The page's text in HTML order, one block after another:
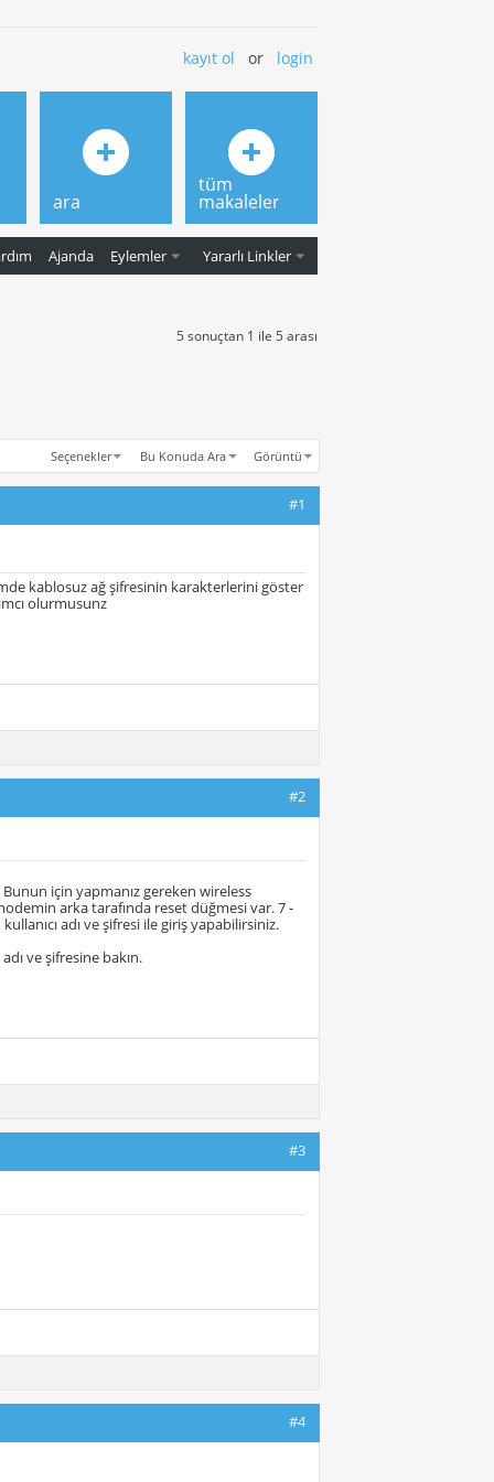
kayıt ol or login
Ajanda Eylemler Yararlı Linkler
ara
tüm
makaleler
5 sonuçtan 1 ile 5 arası
Seçenekler Bu Konuda Ara Görüntü
#1
kablosuz ağ şifresinin karakterlerini göster
olurmusunz
#2
için yapmanız gereken wireless
arka tarafında reset düğmesi var. 7 -
adı ve şifresi ile giriş yapabilirsiniz.
ve şifresine bakın.
#3
#4